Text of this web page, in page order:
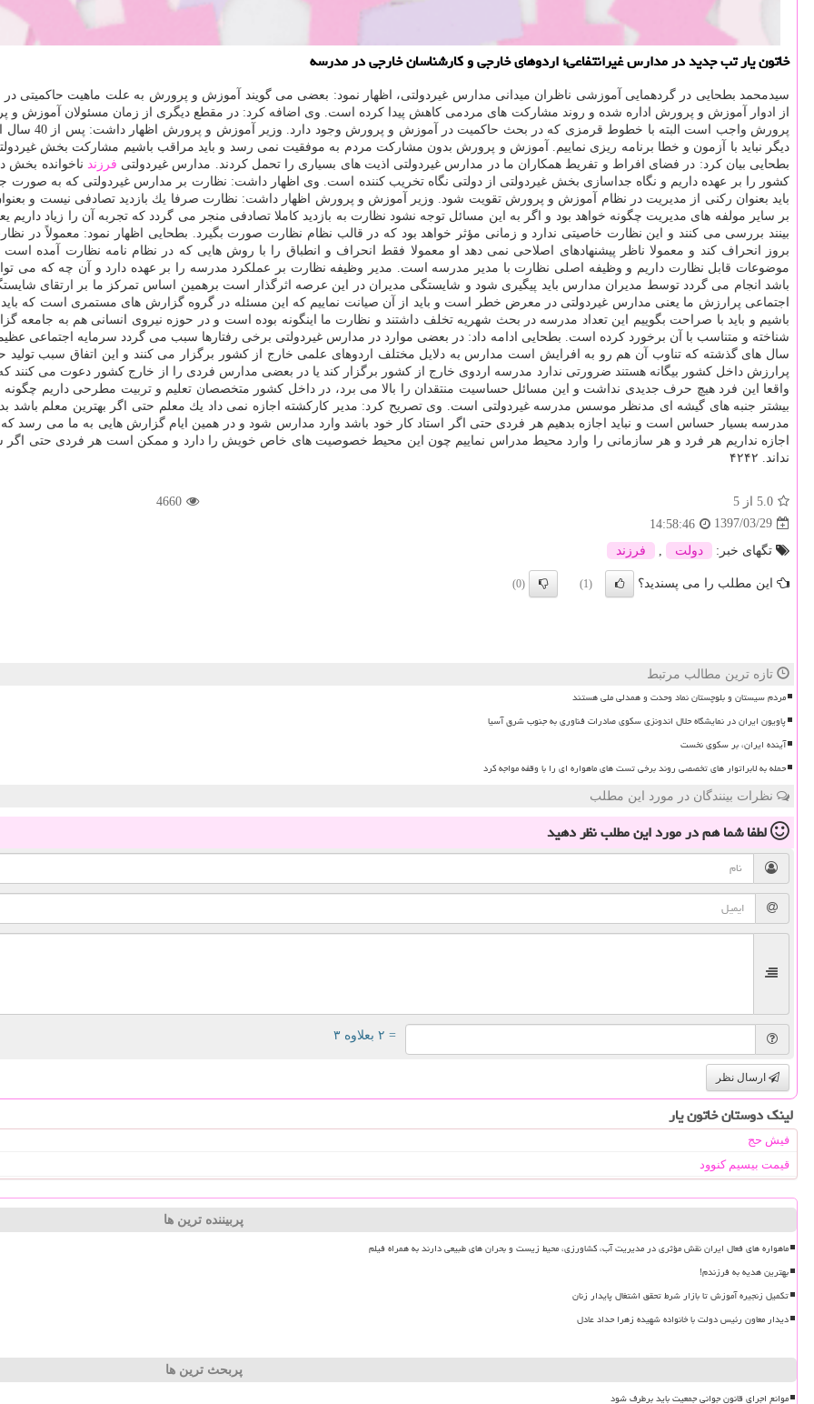
خاتون یار تب جدید در مدارس غیرانتفاعی؛ اردوهای خارجی و كارشناسان خارجی در مدرسه
سیدمحمد بطحایی در گردهمایی آموزشی ناظران میدانی مدارس غیردولتی، اظهار نمود: بعضی می گویند آموزش و پرورش به علت ماهیت
از ادوار آموزش و پرورش اداره شده و روند مشاركت های مردمی كاهش پیدا كرده است. وی اضافه كرد: در مقطع دیگری از زمان مسئولان آموزش و
پرورش واجب
دیگر نباید با آزمون و خطا برنامه ریزی نماییم. آموزش و پرورش بدون مشاركت مردم به موفقیت نمی رسد و باید مراقب باشیم مشاركت بخش
بطحایی بیان كرد: در فضای افراط و تفریط همكاران ما در مدارس غیردولتی اذیت های بسیاری را تحمل كردند. مدارس غیردولتی فرزند ناخوانده بخش
كشور را بر عهده داریم و نگاه جداسازی بخش غیردولتی از دولتی نگاه تخریب كننده است. وی اظهار داشت: نظارت بر مدارس غیردولتی كه به
باید بعنوان ركنی از مدیریت در نظام آموزش و پرورش تقویت شود. وزیر آموزش و پرورش اظهار داشت: نظارت صرفا یك بازدید تصادفی نیست و بعنوان
بر سایر مولفه های مدیریت چگونه خواهد بود و اگر به این مسائل توجه نشود نظارت به بازدید كاملا تصادفی منجر می گردد كه تجربه آن را زیاد
بینند بررسی می كنند و این نظارت خاصیتی ندارد و زمانی مؤثر خواهد بود كه در قالب نظام نظارت صورت بگیرد. بطحایی اظهار نمود: معمولاً در
بروز انحراف كند و معمولا ناظر پیشنهادهای اصلاحی نمی دهد او معمولا فقط انحراف و انطباق را با روش هایی كه در نظام نامه نظارت آمده
موضوعات قابل نظارت داریم و وظیفه اصلی نظارت با مدیر مدرسه است. مدیر وظیفه نظارت بر عملكرد مدرسه را بر عهده دارد و آن چه كه می تواند
باشد انجام می گردد توسط مدیران مدارس باید پیگیری شود و شایستگی مدیران در این عرصه اثرگذار است برهمین اساس تمركز ما بر ارتقای
اجتماعی پرارزش ما یعنی مدارس غیردولتی در معرض خطر است و باید از آن صیانت نماییم كه این مسئله در گروه گزارش های مستمری است كه باید
باشیم و باید با صراحت بگوییم این تعداد مدرسه در بحث شهریه تخلف داشتند و نظارت ما اینگونه بوده است و در حوزه نیروی انسانی هم به جامعه
شناخته و متناسب با آن برخورد كرده است. بطحایی ادامه داد: در بعضی موارد در مدارس غیردولتی برخی رفتارها سبب می گردد سرمایه اجتماعی
سال های گذشته كه تناوب آن هم رو به افرایش است مدارس به دلایل مختلف اردوهای علمی خارج از كشور برگزار می كنند و این اتفاق سبب
پرارزش داخل كشور بیگانه هستند ضرورتی ندارد مدرسه اردوی خارج از كشور برگزار كند یا در بعضی مدارس فردی را از خارج كشور دعوت می كنند
واقعا این فرد هیچ حرف جدیدی نداشت و این مسائل حساسیت منتقدان را بالا می برد، در داخل كشور متخصصان تعلیم و تربیت مطرحی داریم
بیشتر جنبه های گیشه ای مدنظر موسس مدرسه غیردولتی است. وی تصریح كرد: مدیر كاركشته اجازه نمی داد یك معلم حتی اگر بهترین معلم باشد
مدرسه بسیار حساس است و نباید اجازه بدهیم هر فردی حتی اگر استاد كار خود باشد وارد مدارس شود و در همین ایام گزارش هایی به ما می رسد
اجازه نداریم هر فرد و هر سازمانی را وارد محیط مدراس نماییم چون این محیط خصوصیت های خاص خویش را دارد و ممكن است هر فردی حتی
نداند. ۴۲۴۲
5.0 از 5
4660
1397/03/29
14:58:46
تگهای خبر:
دولت فرزند
این مطلب را می پسندید؟ (1)
(0)
تازه ترین مطالب مرتبط
مردم سیستان و بلوچستان نماد وحدت و همدلی ملی هستند
پاویون ایران در نمایشگاه حلال اندونزی سکوی صادرات فناوری به جنوب شرق آسیا
آینده ایران، بر سکوی نخست
حمله به لابراتوار های تخصصی روند برخی تست های ماهواره ای را با وقفه مواجه کرد
نظرات بینندگان در مورد این مطلب
لطفا شما همدر مورد این مطلبنظر دهید
= ۲ بعلاوه ۳
ارسال نظر
لینک دوستان خاتون یار
فیش حج
قیمت بیسیم کنوود
پربیننده ترین ها
ماهواره های فعال ایران نقش مؤثری در مدیریت آب، کشاورزی، محیط زیست و بحران های طبیعی دارند به همراه فیلم
بهترین هدیه به فرزندم!
تکمیل زنجیره آموزش تا بازار شرط تحقق اشتغال پایدار زنان
دیدار معاون رئیس دولت با خانواده شهیده زهرا حداد عادل
پربحث ترین ها
موانع اجرای قانون جوانی جمعیت باید برطرف شود